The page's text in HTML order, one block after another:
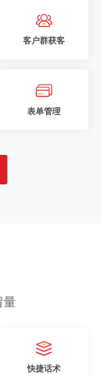
客户群获客
表单管理
量
快捷话术